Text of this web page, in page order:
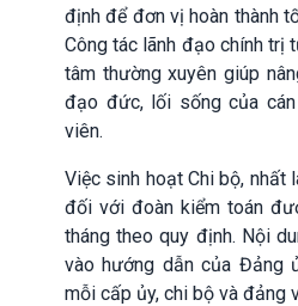
định để đơn vị hoàn thành
Công tác lãnh đạo chính
tâm thường xuyên giúp
đạo đức, lối sống của
viên.
Việc sinh hoạt Chi bộ, nhất
đối với đoàn kiểm toán
tháng theo quy định. Nội
vào hướng dẫn của Đảng
mỗi cấp ủy, chi bộ và đảng